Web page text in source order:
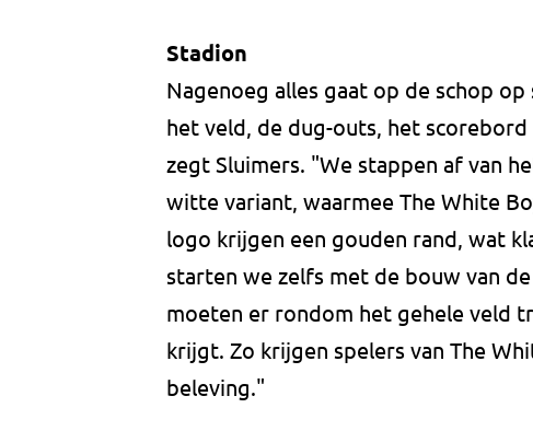
Stadion
Nagenoeg alles gaat op de schop
het veld, de dug-outs, het
zegt Sluimers. "We stappen af van
witte variant, waarmee The White
logo krijgen een gouden rand, wat
starten we zelfs met de bouw van
moeten er rondom het gehele veld
krijgt. Zo krijgen spelers van The
beleving."